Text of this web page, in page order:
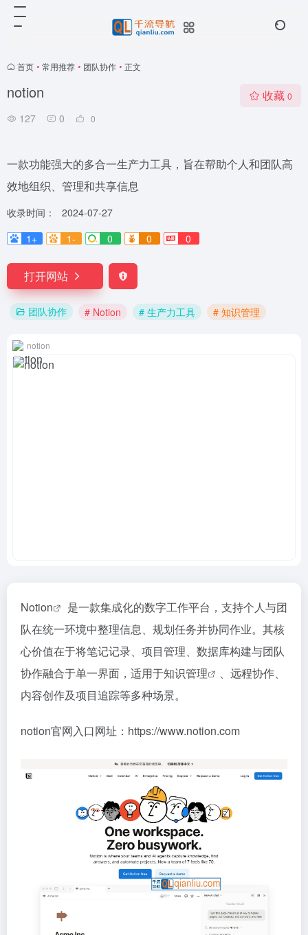
首页 • 常用推荐 • 团队协作 • 正文
notion
127 0 0
收藏 0
一款功能强大的多合一生产力工具，旨在帮助个人和团队高
效地组织、管理和共享信息
收录时间：
2024-07-27
1+
1- 0 0 0
打开网站
团队协作 # Notion # 生产力工具 # 知识管理
notion
Notion
是一款集成化的数字工作平台，支持个人与团
队在统一环境中整理信息、规划任务并协同作业。其核
心价值在于将笔记记录、项目管理、数据库构建与团队
协作融合于单一界面，适用于知识管理
、远程协作、
内容创作及项目追踪等多种场景。
notion官网入口网址：https://www.notion.com